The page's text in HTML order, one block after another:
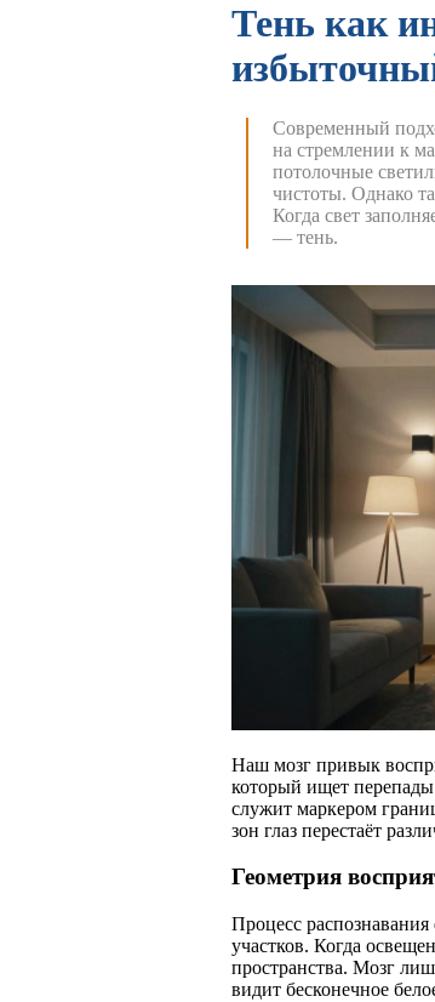
Тень как
Современный
на стремлении к
потолочные
чистоты. Однако
Когда свет
— тень.
Наш мозг привык
который ищет
служит маркером
зон глаз перестаёт
Геометрия
Процесс
участков. Когда
пространства. Мозг
видит бесконечное